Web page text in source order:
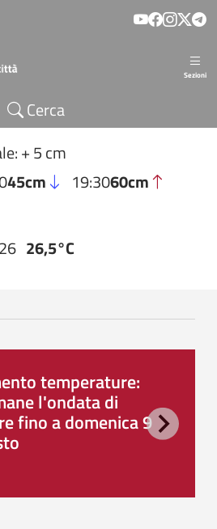
Sezioni
Cerca
+ 5 cm
45cm 19:3060cm
26,5°C
temperature:
l'ondata di
fino a domenica 9